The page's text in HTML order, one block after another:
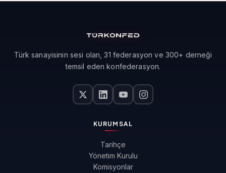
Türk sanayisinin sesi olan, 31 federasyon ve 300+ derneği
temsil eden konfederasyon.
KURUMSAL
Tarihçe
Yönetim Kurulu
Komisyonlar